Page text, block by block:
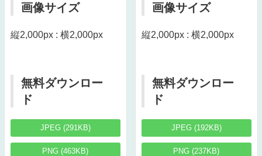
画像サイズ
縦2,000px : 横2,000px
無料ダウンロー
ド
JPEG (291KB)
PNG (463KB)
画像サイズ
縦2,000px : 横2,000px
無料ダウンロー
ド
JPEG (192KB)
PNG (237KB)